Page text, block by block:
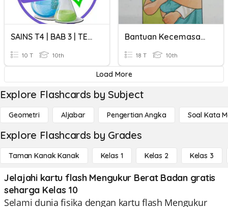
SAINS T4 | BAB 3 | TEKNIK MENGUKUR PARAMETER KESIHATAN
10 T 10th
Bantuan Kecemasan Dan Parameter Kesihatan Badan
18 T 10th
Load More
Explore Flashcards by Subject
Geometri Aljabar Pengertian Angka Soal Kata
Explore Flashcards by Grades
Taman Kanak Kanak Kelas 1 Kelas 2 Kelas 3
Jelajahi kartu flash Mengukur Berat Badan gratis
seharga Kelas 10
Selami dunia fisika dengan kartu flash Mengukur